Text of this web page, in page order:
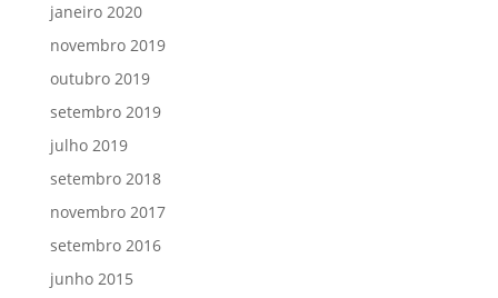
janeiro 2020
novembro 2019
outubro 2019
setembro 2019
julho 2019
setembro 2018
novembro 2017
setembro 2016
junho 2015